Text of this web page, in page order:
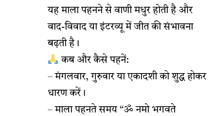
यह माला पहनने से वाणी मधुर होती है और
वाद-विवाद या इंटरव्यू में जीत की संभावना
बढ़ती है।
कब और कैसे पहनें:
– मंगलवार, गुरुवार या एकादशी को शुद्ध होकर
धारण करें।
– माला पहनते समय “ॐ नमो भगवते